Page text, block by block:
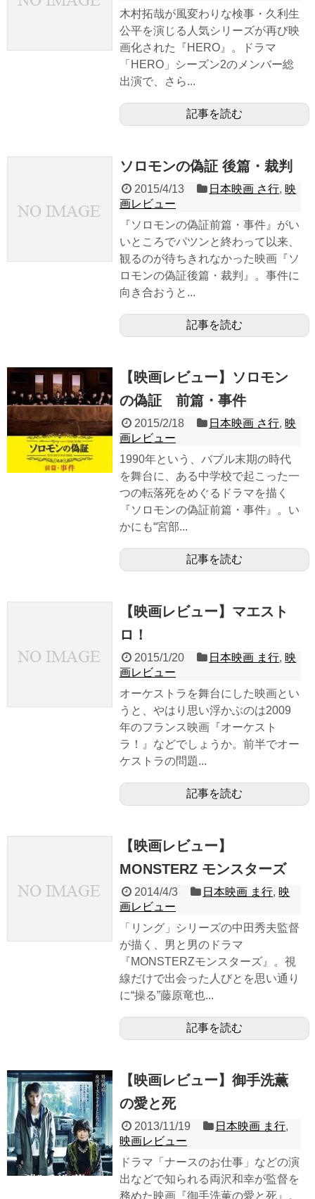
木村拓哉が風変わりな検事・久利生
公平を演じる人気シリーズが再び映
画化された『HERO』。ドラマ
「HERO」シーズン2のメンバー総
出演で、さら...
記事を読む
ソロモンの偽証 後篇・裁判
2015/4/13 日本映画 さ行, 映
画レビュー
『ソロモンの偽証前篇・事件』がい
いところでパツンと終わって以来、
観るのが待ちきれなかった映画『ソ
ロモンの偽証後篇・裁判』。事件に
向き合おうと...
記事を読む
【映画レビュー】ソロモン
の偽証 前篇・事件
2015/2/18 日本映画 さ行, 映
画レビュー
1990年という、バブル末期の時代
を舞台に、ある中学校で起こった一
つの転落死をめぐるドラマを描く
『ソロモンの偽証前篇・事件』。い
かにも“宮部...
記事を読む
【映画レビュー】マエスト
ロ！
2015/1/20 日本映画 ま行, 映
画レビュー
オーケストラを舞台にした映画とい
うと、やはり思い浮かぶのは2009
年のフランス映画『オーケスト
ラ！』などでしょうか。前半でオー
ケストラの問題...
記事を読む
【映画レビュー】
MONSTERZ モンスターズ
2014/4/3 日本映画 ま行, 映
画レビュー
「リング」シリーズの中田秀夫監督
が描く、男と男のドラマ
『MONSTERZモンスターズ』。視
線だけで出会った人びとを思い通り
に“操る”藤原竜也...
記事を読む
【映画レビュー】御手洗薫
の愛と死
2013/11/19 日本映画 ま行,
映画レビュー
ドラマ「ナースのお仕事」などの演
出などで知られる両沢和幸が監督を
務めた映画『御手洗薫の愛と死』。